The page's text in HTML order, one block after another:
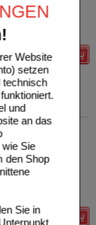
Website
setzen
technisch
und
an das
Sie
den Shop
Sie in